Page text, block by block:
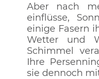
Aber nach
einflüsse,
einige Fasern
Wetter und
Schimmel
Ihre
sie dennoch